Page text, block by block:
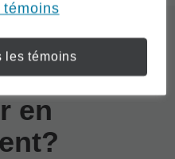
avec
en
dont nous utilisons les
de confidentialité de
opens in a new window
.
témoins
les témoins